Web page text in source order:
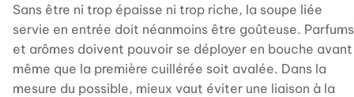
Sans être ni trop épaisse ni trop riche, la soupe liée
servie en entrée doit néanmoins être goûteuse. Parfums
et arômes doivent pouvoir se déployer en bouche avant
même que la première cuillérée soit avalée. Dans la
mesure du possible, mieux vaut éviter une liaison à la